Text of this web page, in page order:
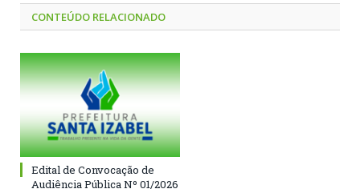
CONTEÚDO RELACIONADO
Edital de Convocação de
Audiência Pública Nº 01/2026